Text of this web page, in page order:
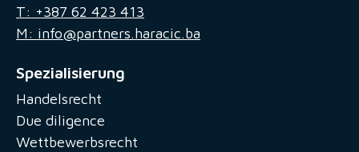
T: +387 62 423 413
M: info@partners.haracic.ba
Spezialisierung
Handelsrecht
Due diligence
Wettbewerbsrecht